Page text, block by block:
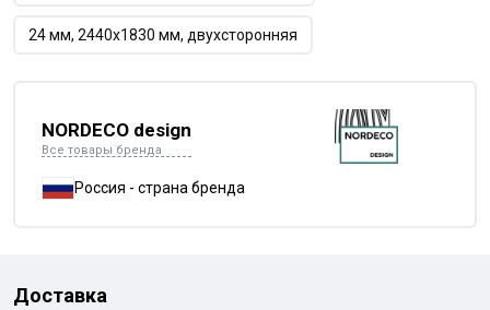
24 мм, 2440х1830 мм, двухсторонняя
NORDECO design
Все товары бренда
Россия - страна бренда
Доставка